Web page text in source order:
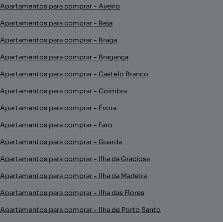
Apartamentos para comprar - Aveiro
Apartamentos para comprar - Beja
Apartamentos para comprar - Braga
Apartamentos para comprar - Bragança
Apartamentos para comprar - Castelo Branco
Apartamentos para comprar - Coimbra
Apartamentos para comprar - Évora
Apartamentos para comprar - Faro
Apartamentos para comprar - Guarda
Apartamentos para comprar - Ilha da Graciosa
Apartamentos para comprar - Ilha da Madeira
Apartamentos para comprar - Ilha das Flores
Apartamentos para comprar - Ilha de Porto Santo